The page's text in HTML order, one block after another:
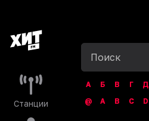
Станции
А Б В Г Д
@
A B C D